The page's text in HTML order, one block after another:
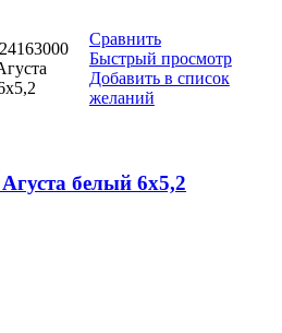
Сравнить
Быстрый просмотр
Добавить в список
желаний
белый 6х5,2